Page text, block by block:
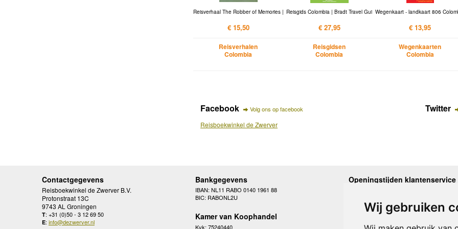
Wij gebruiken
Reisverhaal The Robber of Memories |
€ 15,50
Reisverhalen
Colombia
Reisgids Colombia | Bradt Travel Gui
€ 27,95
Reisgidsen
Colombia
Wegenkaart - landkaart 806
€ 13,95
Wegenkaarten
Colombia
Facebook Volg ons op facebook
Reisboekwinkel de Zwerver
Twitter
Contactgegevens
Reisboekwinkel de Zwerver B.V.
Protonstraat 13C
9743 AL Groningen
T: +31 (0)50 - 3 12 69 50
E: info@dezwerver.nl
Bankgegevens
IBAN: NL11 RABO 0140 1961 88
BIC: RABONL2U
Kamer van Koophandel
Kvk: 75240440
Openingstijden klantenservice
Woensdag
10.00 - 12.30 en
Donderdag
Vrijdag
10.00 - 12.30 en